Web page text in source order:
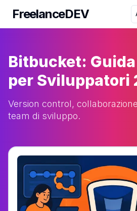
FreelanceDEV
FreelanceDEV
Blog
FAQ
Toggle theme
Bitbucket:
per Sviluppatori
Version control,
team di sviluppo.